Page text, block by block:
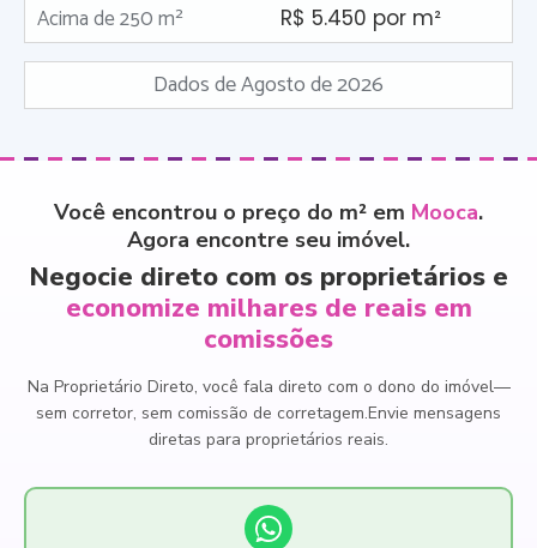
Acima de 250 m² R$ 5.450 por m²
Dados de Agosto de 2026
Você encontrou o preço do m² em Mooca.
Agora encontre seu imóvel.
Negocie direto com os proprietários e
economize milhares de reais em
comissões
Na Proprietário Direto, você fala direto com o dono do imóvel—
sem corretor, sem comissão de corretagem.Envie mensagens
diretas para proprietários reais.